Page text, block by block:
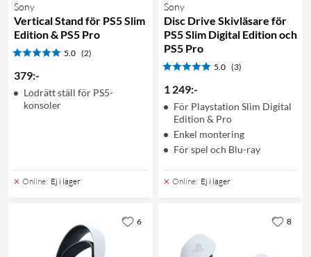
Sony
Vertical Stand för PS5 Slim
Edition & PS5 Pro
5.0 (2)
379:-
Lodrätt ställ för PS5-
konsoler
Online: Ej i lager
Sony
Disc Drive Skivläsare för
PS5 Slim Digital Edition och
PS5 Pro
5.0 (3)
1 249:-
För Playstation Slim Digital
Edition & Pro
Enkel montering
För spel och Blu-ray
Online: Ej i lager
6 8